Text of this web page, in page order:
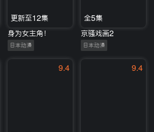
更新至12集
身为女主角！
日本动漫
全5集
京骚戏画2
日本动漫
9.4 9.4